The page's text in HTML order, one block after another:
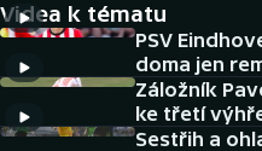
Atletika
Cyklistika
DALŠÍ SPORTY
Videa k tématu
PSV
doma jen
Záložník
ke třetí
Sestřih a